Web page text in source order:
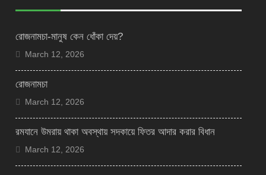
রোজনামচা-মানুষ কেন ধোঁকা দেয়?
March 12, 2026
রোজনামচা
March 12, 2026
রমযানে উমরায় থাকা অবস্থায় সদকায়ে ফিতর আদার করার বিধান
March 12, 2026